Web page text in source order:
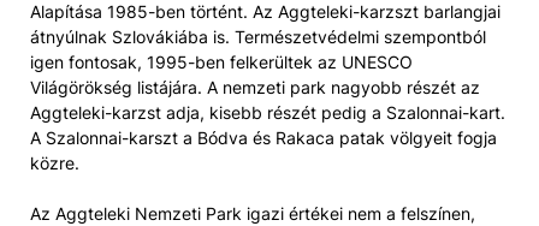
Alapítása 1985-ben történt. Az Aggteleki-karzszt barlangjai
átnyúlnak Szlovákiába is. Természetvédelmi szempontból
igen fontosak, 1995-ben felkerültek az UNESCO
Világörökség listájára. A nemzeti park nagyobb részét az
Aggteleki-karzst adja, kisebb részét pedig a Szalonnai-kart.
A Szalonnai-karszt a Bódva és Rakaca patak völgyeit fogja
közre.
Az Aggteleki Nemzeti Park igazi értékei nem a felszínen,